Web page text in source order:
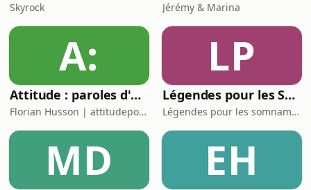
Skyrock Jérémy & Marina
A:
Attitude : paroles d'un hypersensible.
Florian Husson | attitudepodcast_
LP
Légendes pour les Somnambules - Mythes et Histoires pour dormir
Légendes pour les somnambules
MD EH